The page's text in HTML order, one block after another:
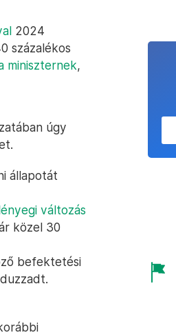
2024
százalékos
miniszternek,
úgy
állapotát
változás
közel 30
befektetési